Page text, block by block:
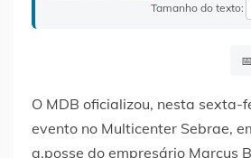
Tamanho do texto:
O MDB oficializou, nesta sexta-
evento no Multicenter Sebrae,
a.posse do empresário Marcus